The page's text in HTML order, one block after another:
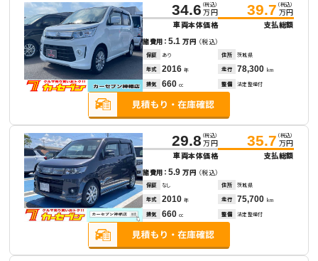
34.6 （税込）
万円
車両本体価格
39.7 （税込）
万円
支払総額
諸費用：5.1万円 （税込）
保証 あり 住所 茨城県
年式 2016 年 走行 78,300 km
排気 660 cc 整備 法定整備付
29.8 （税込）
万円
車両本体価格
35.7 （税込）
万円
支払総額
諸費用：5.9万円 （税込）
保証 なし 住所 茨城県
年式 2010 年 走行 75,700 km
排気 660 cc 整備 法定整備付